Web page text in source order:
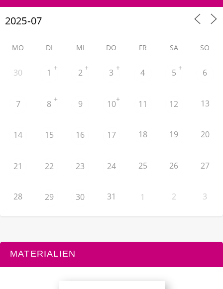
MO DI MI DO FR SA SO
30 1 + 2 + 3 + 4 5 + 6
7 8 + 9 10+ 11 12 13
14 15 16 17 18 19 20
21 22 23 24 25 26 27
28 29 30 31 1 2 3
MATERIALIEN